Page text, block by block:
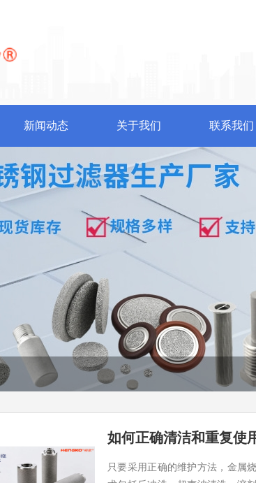
新闻动态 关于我们 联系我们
如何正确清洁和重复使
只要采用正确的维护方法，金属